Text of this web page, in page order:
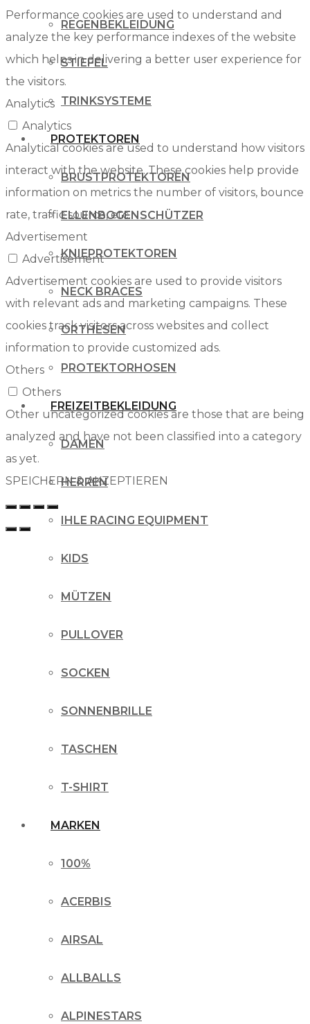
REGENBEKLEIDUNG
STIEFEL
TRINKSYSTEME
PROTEKTOREN
BRUSTPROTEKTOREN
ELLENBOGENSCHÜTZER
KNIEPROTEKTOREN
NECK BRACES
ORTHESEN
PROTEKTORHOSEN
FREIZEITBEKLEIDUNG
DAMEN
HERREN
IHLE RACING EQUIPMENT
KIDS
MÜTZEN
PULLOVER
SOCKEN
SONNENBRILLE
TASCHEN
T-SHIRT
MARKEN
100%
ACERBIS
AIRSAL
ALLBALLS
ALPINESTARS
Performance cookies are used to understand and
analyze the key performance indexes of the website
which helps in delivering a better user experience for
the visitors.
Analytics
Analytics
Analytical cookies are used to understand how visitors
interact with the website. These cookies help provide
information on metrics the number of visitors, bounce
rate, traffic source, etc.
Advertisement
Advertisement
Advertisement cookies are used to provide visitors
with relevant ads and marketing campaigns. These
cookies track visitors across websites and collect
information to provide customized ads.
Others
Others
Other uncategorized cookies are those that are being
analyzed and have not been classified into a category
as yet.
SPEICHERN & AKZEPTIEREN